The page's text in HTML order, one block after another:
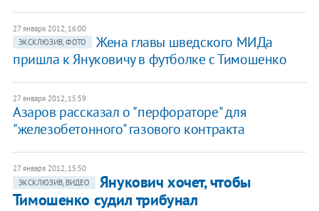
27 января 2012, 16:00
ЭКСКЛЮЗИВ, ФОТО
Жена главы шведского МИДа
пришла к Януковичу в футболке с Тимошенко
27 января 2012, 15:59
Азаров рассказал о "перфораторе" для
"железобетонного" газового контракта
27 января 2012, 15:50
ЭКСКЛЮЗИВ, ВИДЕО
​Янукович хочет, чтобы
Тимошенко судил трибунал